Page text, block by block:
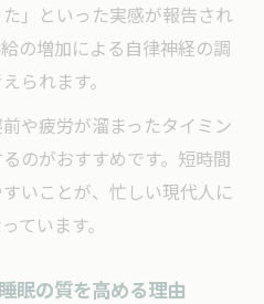
」といった実感が報告され
の増加による自律神経の調
られます。
や疲労が溜まったタイミン
のがおすすめです。短時間
いことが、忙しい現代人に
ています。
眠の質を高める理由